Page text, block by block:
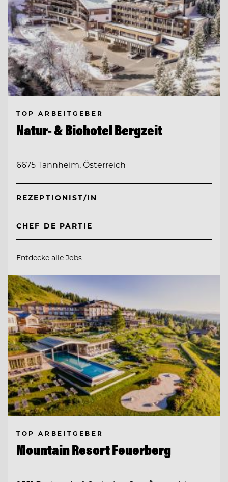
TOP ARBEITGEBER
Natur- & Biohotel Bergzeit
6675 Tannheim, Österreich
REZEPTIONIST/IN
CHEF DE PARTIE
Entdecke alle Jobs
TOP ARBEITGEBER
Mountain Resort Feuerberg